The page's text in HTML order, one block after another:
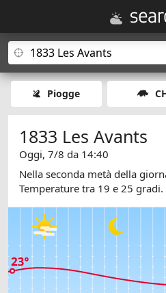
Piogge
1833 Les Avants
Oggi, 7/8 da 14:40
Nella seconda metà della
Temperature tra 19 e 25 gradi.